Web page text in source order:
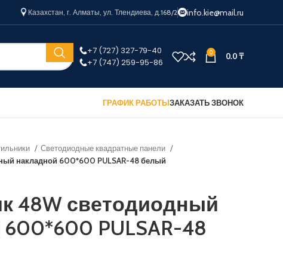
Казахстан, г. Алматы, ул. Тлендиева, д.168/2 info.kie@mail.ru
+7 (727) 327-79-40
+7 (747) 259-95-86
0 0.0₸
ГРАФИК РАБОТЫЗАКАЗАТЬ ЗВОНОК
Светодиодные квадратные панели
накладной 600*600 PULSAR-48 белый
48W светодиодный
PULSAR-48